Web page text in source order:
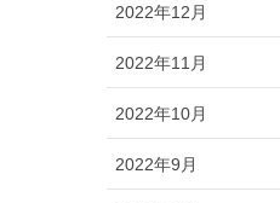
2022年12月
2022年11月
2022年10月
2022年9月